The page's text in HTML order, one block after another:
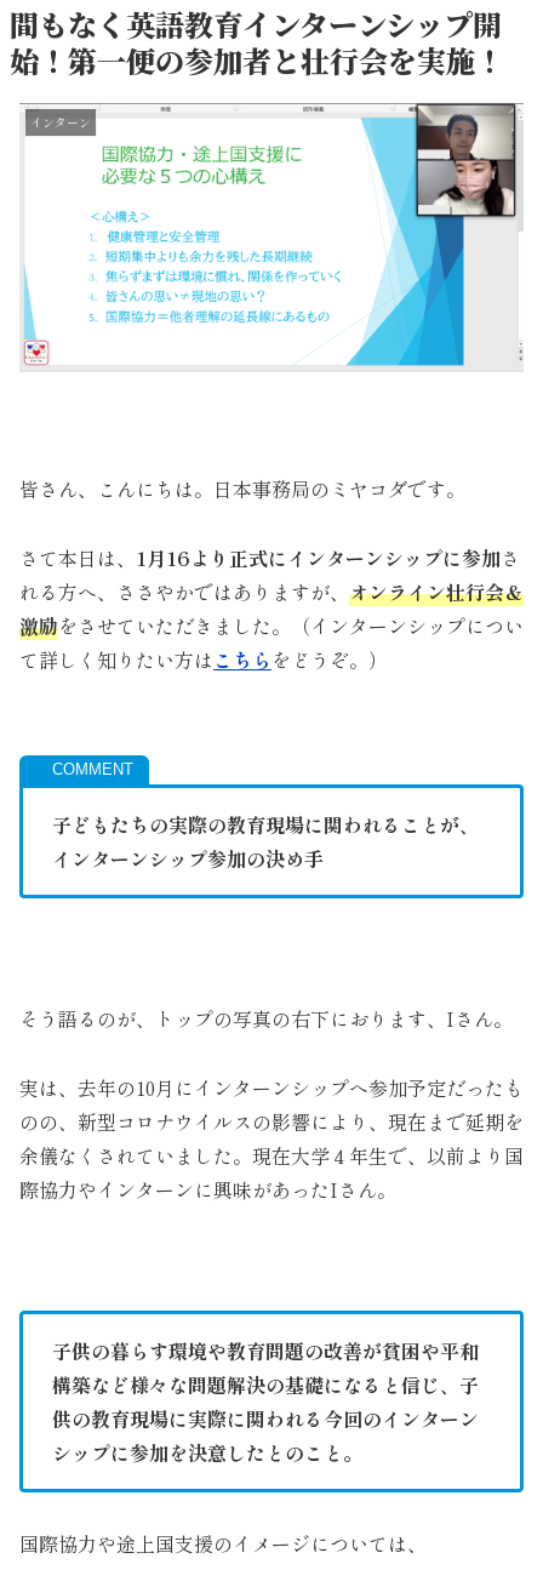
間もなく英語教育インターンシップ開
始！第一便の参加者と壮行会を実施！
インターン
皆さん、こんにちは。日本事務局のミヤコダです。
さて本日は、 1月16より正式にインターンシップに参加さ
れる方へ、ささやかではありますが、 オンライン壮行会＆
激励をさせていただきました。（インターンシップについ
て詳しく知りたい方は こちら をどうぞ。）
子どもたちの実際の教育現場に関われることが、
インターンシップ参加の決め手
そう語るのが、トップの写真の右下におります、Iさん。
実は、去年の10月にインターンシップへ参加予定だったも
のの、新型コロナウイルスの影響により、現在まで延期を
余儀なくされていました。現在大学４年生で、以前より国
際協力やインターンに興味があったIさん。
子供の暮らす環境や教育問題の改善が貧困や平和
構築など様々な問題解決の基礎になると信じ、子
供の教育現場に実際に関われる今回のインターン
シップに参加を決意したとのこと。
国際協力や途上国支援のイメージについては、